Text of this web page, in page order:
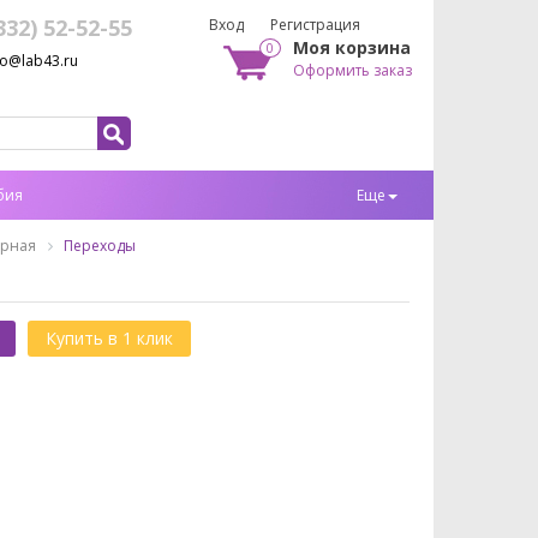
52-52-55 Вход Регистрация
0 Моя корзина
Оформить заказ
Еще
Переходы
Купить в 1 клик